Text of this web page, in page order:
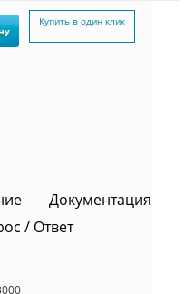
Купить в один клик
Документация
/ Ответ